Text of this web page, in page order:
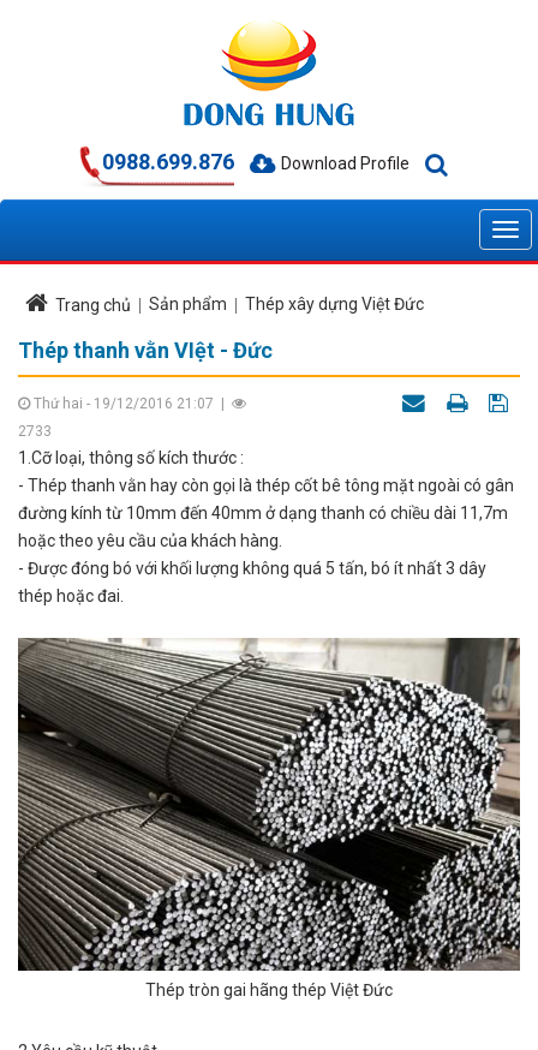
0988.699.876 Download Profile
Trang chủ Sản phẩm Thép xây dựng Việt Đức
Thép thanh vằn VIệt - Đức
Thứ hai - 19/12/2016 21:07
2733
1.Cỡ loại, thông số kích thước :
- Thép thanh vằn hay còn gọi là thép cốt bê tông mặt ngoài có gân
đường kính từ 10mm đến 40mm ở dạng thanh có chiều dài 11,7m
hoặc theo yêu cầu của khách hàng.
- Được đóng bó với khối lượng không quá 5 tấn, bó ít nhất 3 dây
thép hoặc đai.
Thép tròn gai hãng thép Việt Đức